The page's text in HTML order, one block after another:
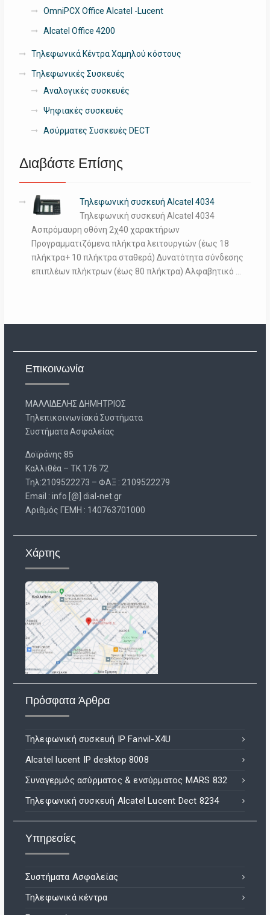
OmniPCX Office Alcatel -Lucent
Alcatel Office 4200
Τηλεφωνικά Κέντρα Χαμηλού κόστους
Τηλεφωνικές Συσκευές
Αναλογικές συσκευές
Ψηφιακές συσκευές
Ασύρματες Συσκευές DECT
Διαβάστε Επίσης
Τηλεφωνική συσκευή Alcatel 4034
Τηλεφωνική συσκευή Alcatel 4034
Ασπρόμαυρη οθόνη 2χ40 χαρακτήρων
Προγραμματιζόμενα πλήκτρα λειτουργιών (έως 18
πλήκτρα+ 10 πλήκτρα σταθερά) Δυνατότητα σύνδεσης
επιπλέων πλήκτρων (έως 80 πλήκτρα) Αλφαβητικό …
Επικοινωνία
ΜΑΛΛΙΔΕΛΗΣ ΔΗΜΗΤΡΙΟΣ
Τηλεπικοινωνίακά Συστήματα
Συστήματα Ασφαλείας
Δοϊράνης 85
Καλλιθέα – ΤΚ 176 72
Τηλ:2109522273 – ΦΑΞ : 2109522279
Email : info [@] dial-net.gr
Aριθμός ΓΕΜΗ : 140763701000
Χάρτης
Πρόσφατα Άρθρα
Τηλεφωνική συσκευή IP Fanvil-X4U
Alcatel lucent IP desktop 8008
Συναγερμός ασύρματος & ενσύρματος MARS 832
Τηλεφωνική συσκευή Alcatel Lucent Dect 8234
Υπηρεσίες
Συστήματα Ασφαλείας
Τηλεφωνικά κέντρα